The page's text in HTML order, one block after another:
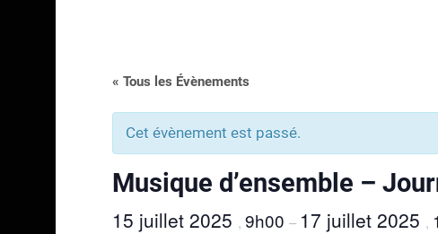
Rennes
« Tous les Évènements
Cet évènement est passé.
Musique d’ensemble –
15 juillet 2025 , 9h00 – 17 juillet 2025 ,